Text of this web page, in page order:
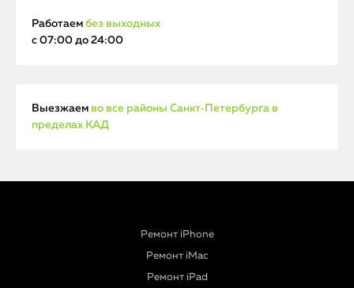
Работаем без выходных
с 07:00 до 24:00
Выезжаем во все районы Санкт‑Петербурга в
пределах КАД
Ремонт iPhone
Ремонт iMac
Ремонт iPad